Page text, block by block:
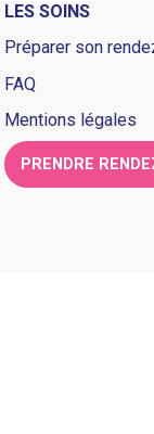
LES SOINS
Préparer son
FAQ
Mentions légales
PRENDRE